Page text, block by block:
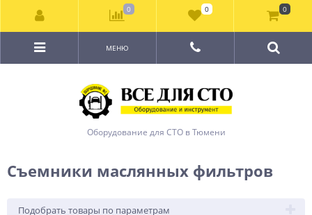
Оборудование для СТО в Тюмени
МЕНЮ
Съемники маслянных фильтров
Подобрать товары по параметрам
0 0 0